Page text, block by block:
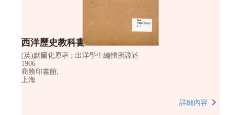
西洋歷史教科書 v.1
(英)默爾化原著 ; 出洋學生編輯所譯述
1906
商務印書館,
上海
詳細內容